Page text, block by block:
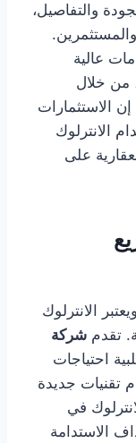
والتفاصيل،
عالية
من خلال
الاستثمارات
الانترلوك
على
الانترلوك
تقدم شركة
احتياجات
تقنيات جديدة
في
الاستدامة